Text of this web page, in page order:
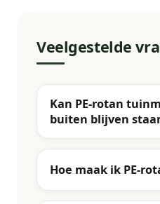
Veelgestelde
Kan PE-rotan
buiten blijven
Hoe maak ik PE-